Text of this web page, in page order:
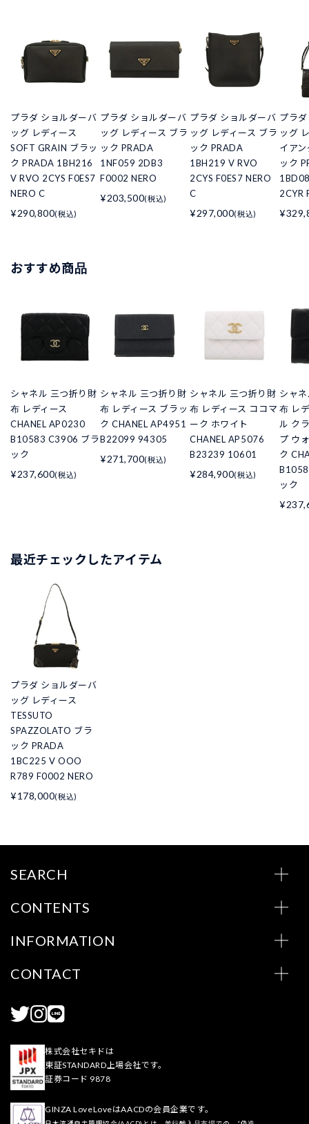
プラダ ショルダーバ
ッグ レディース
SOFT GRAIN ブラッ
ク PRADA 1BH216
V RVO 2CYS F0ES7
NERO C
¥290,800(税込)
プラダ ショルダーバ
ッグ レディース ブラ
ック PRADA
1NF059 2DB3
F0002 NERO
¥203,500(税込)
プラダ ショルダーバ
ッグ レディース ブラ
ック PRADA
1BH219 V RVO
2CYS F0ES7 NERO
C
¥297,000(税込)
プラ
ッグ
イア
ック
2CYR
おすすめ商品
シャネル 三つ折り財
布 レディース
CHANEL AP0230
B10583 C3906 ブラ
ック
¥237,600(税込)
シャネル 三つ折り財
布 レディース ブラッ
ク CHANEL AP4951
B22099 94305
¥271,700(税込)
シャネル 三つ折り財
布 レディース ココマ
ーク ホワイト
CHANEL AP5076
B23239 10601
¥284,900(税込)
シャ
布 レ
ル ク
プ ウ
ク
ック
最近チェックしたアイテム
プラダ ショルダーバ
ッグ レディース
TESSUTO
SPAZZOLATO ブラ
ック PRADA
1BC225 V OOO
R789 F0002 NERO
¥178,000(税込)
SEARCH
CONTENTS
INFORMATION
CONTACT
株式会社セキドは
東証STANDARD上場会社です。
証券コード 9878
GINZA LoveLoveはAACDの会員企業です。